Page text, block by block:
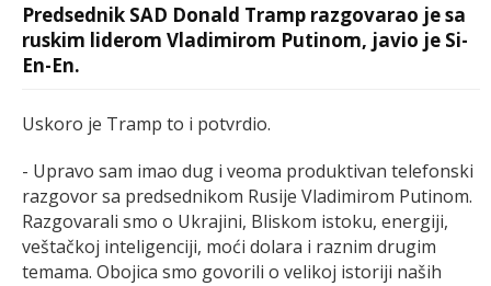
Predsednik SAD Donald Tramp razgovarao je sa
ruskim liderom Vladimirom Putinom, javio je Si-
En-En.
Uskoro je Tramp to i potvrdio.
- Upravo sam imao dug i veoma produktivan telefonski
razgovor sa predsednikom Rusije Vladimirom Putinom.
Razgovarali smo o Ukrajini, Bliskom istoku, energiji,
veštačkoj inteligenciji, moći dolara i raznim drugim
temama. Obojica smo govorili o velikoj istoriji naših